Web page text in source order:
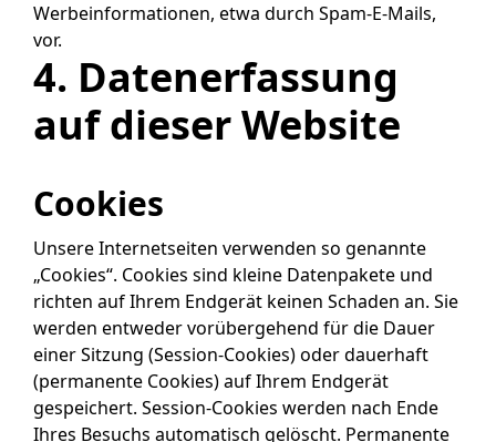
Werbeinformationen, etwa durch Spam-E-Mails,
vor.
4. Datenerfassung
auf dieser Website
Cookies
Unsere Internetseiten verwenden so genannte
„Cookies“. Cookies sind kleine Datenpakete und
richten auf Ihrem Endgerät keinen Schaden an. Sie
werden entweder vorübergehend für die Dauer
einer Sitzung (Session-Cookies) oder dauerhaft
(permanente Cookies) auf Ihrem Endgerät
gespeichert. Session-Cookies werden nach Ende
Ihres Besuchs automatisch gelöscht. Permanente